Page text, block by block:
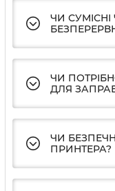
ЧИ
ЧИ
ДЛЯ
ЧИ
ПРИНТЕРА?